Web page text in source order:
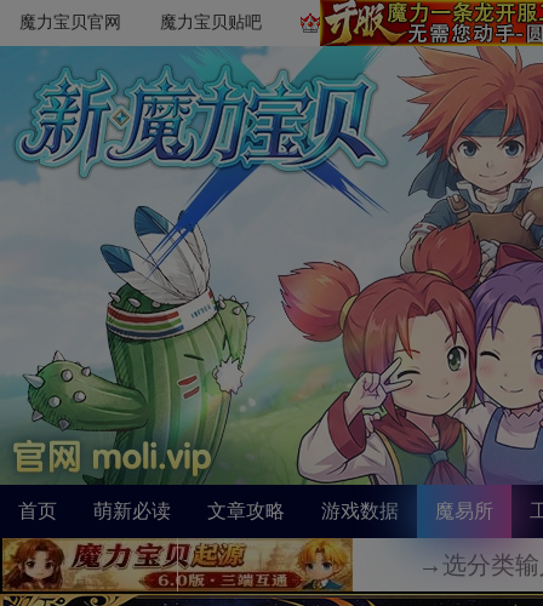
魔力宝贝官网 魔力宝贝贴吧
首页 萌新必读 文章攻略 游戏数据 魔易所